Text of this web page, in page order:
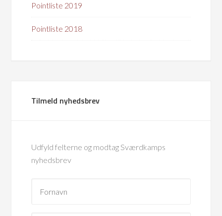
Pointliste 2019
Pointliste 2018
Tilmeld nyhedsbrev
Udfyld felterne og modtag Sværdkamps
nyhedsbrev